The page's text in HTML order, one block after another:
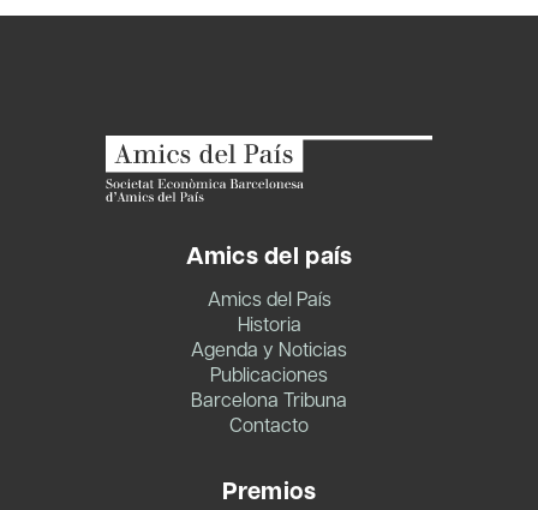
Amics del país
Amics del País
Historia
Agenda y Noticias
Publicaciones
Barcelona Tribuna
Contacto
Premios